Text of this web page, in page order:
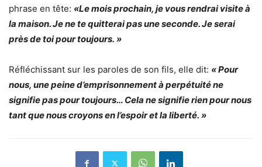
phrase en tête: «Le mois prochain, je vous rendrai visite à
la maison. Je ne te quitterai pas une seconde. Je serai
près de toi pour toujours. »
Réfléchissant sur les paroles de son fils, elle dit: « Pour
nous, une peine d’emprisonnement à perpétuité ne
signifie pas pour toujours… Cela ne signifie rien pour nous
tant que nous croyons en l’espoir et la liberté. »